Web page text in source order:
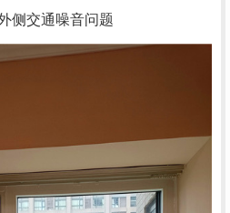
侧交通噪音问题